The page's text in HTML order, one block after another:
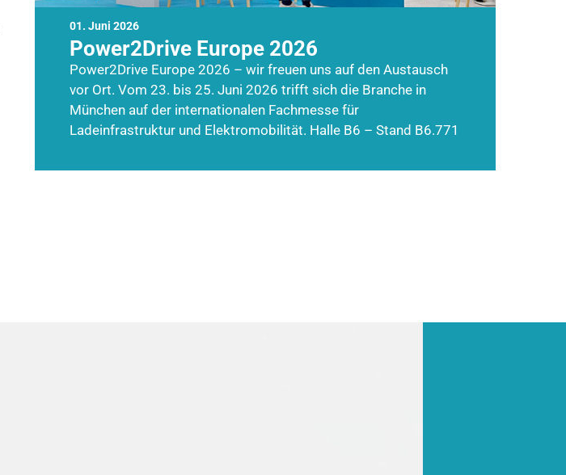
01. Juni 2026
Power2Drive Europe 2026
Power2Drive Europe 2026 – wir freuen uns auf den Austausch
vor Ort. Vom 23. bis 25. Juni 2026 trifft sich die Branche in
München auf der internationalen Fachmesse für
Ladeinfrastruktur und Elektromobilität. Halle B6 – Stand B6.771